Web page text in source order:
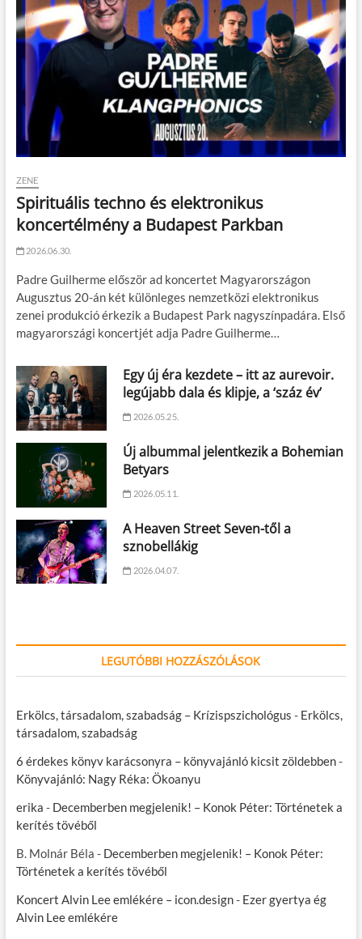
ZENE
Spirituális techno és elektronikus
koncertélmény a Budapest Parkban
2026.06.30.
Padre Guilherme először ad koncertet Magyarországon
Augusztus 20-án két különleges nemzetközi elektronikus
zenei produkció érkezik a Budapest Park nagyszínpadára. Első
magyarországi koncertjét adja Padre Guilherme…
Egy új éra kezdete – itt az aurevoir.
legújabb dala és klipje, a ‘száz év’
2026.05.25.
Új albummal jelentkezik a Bohemian
Betyars
2026.05.11.
A Heaven Street Seven-től a
sznobellákig
2026.04.07.
LEGUTÓBBI HOZZÁSZÓLÁSOK
Erkölcs, társadalom, szabadság – Krízispszichológus - Erkölcs,
társadalom, szabadság
6 érdekes könyv karácsonyra – könyvajánló kicsit zöldebben-
Könyvajánló: Nagy Réka: Ökoanyu
erika - Decemberben megjelenik! – Konok Péter: Történetek a
kerítés tövéből
B. Molnár Béla - Decemberben megjelenik! – Konok Péter:
Történetek a kerítés tövéből
Koncert Alvin Lee emlékére – icon.design- Ezer gyertya ég
Alvin Lee emlékére